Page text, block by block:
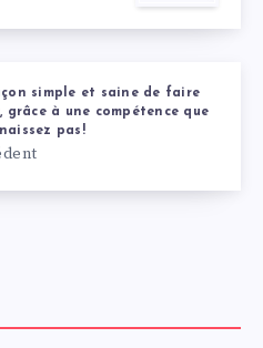
simple et saine de faire
grâce à une compétence que
pas!